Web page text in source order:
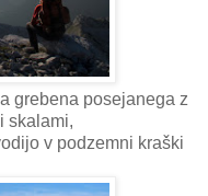
grebena posejanega z
skalami,
v podzemni kraški